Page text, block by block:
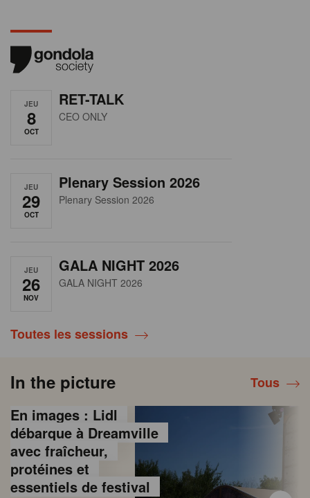
JEU
8
OCT
RET-TALK
CEO ONLY
JEU
29
OCT
Plenary Session 2026
Plenary Session 2026
JEU
26
NOV
GALA NIGHT 2026
GALA NIGHT 2026
Toutes les sessions
In the picture Tous
En images : Lidl
débarque à Dreamville
avec fraîcheur,
protéines et
essentiels de festival